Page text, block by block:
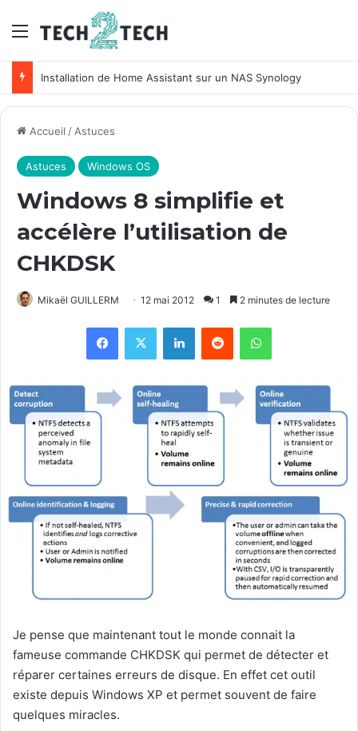
Menu
Installation de Home Assistant sur un NAS Synology
Accueil /Astuces
Astuces Windows OS
Windows 8 simplifie et
accélère l’utilisation de
CHKDSK
Mikaël GUILLERM 12 mai 2012 1 2 minutes de lecture
Je pense que maintenant tout le monde connait la
fameuse commande CHKDSK qui permet de détecter et
réparer certaines erreurs de disque. En effet cet outil
existe depuis Windows XP et permet souvent de faire
quelques miracles.